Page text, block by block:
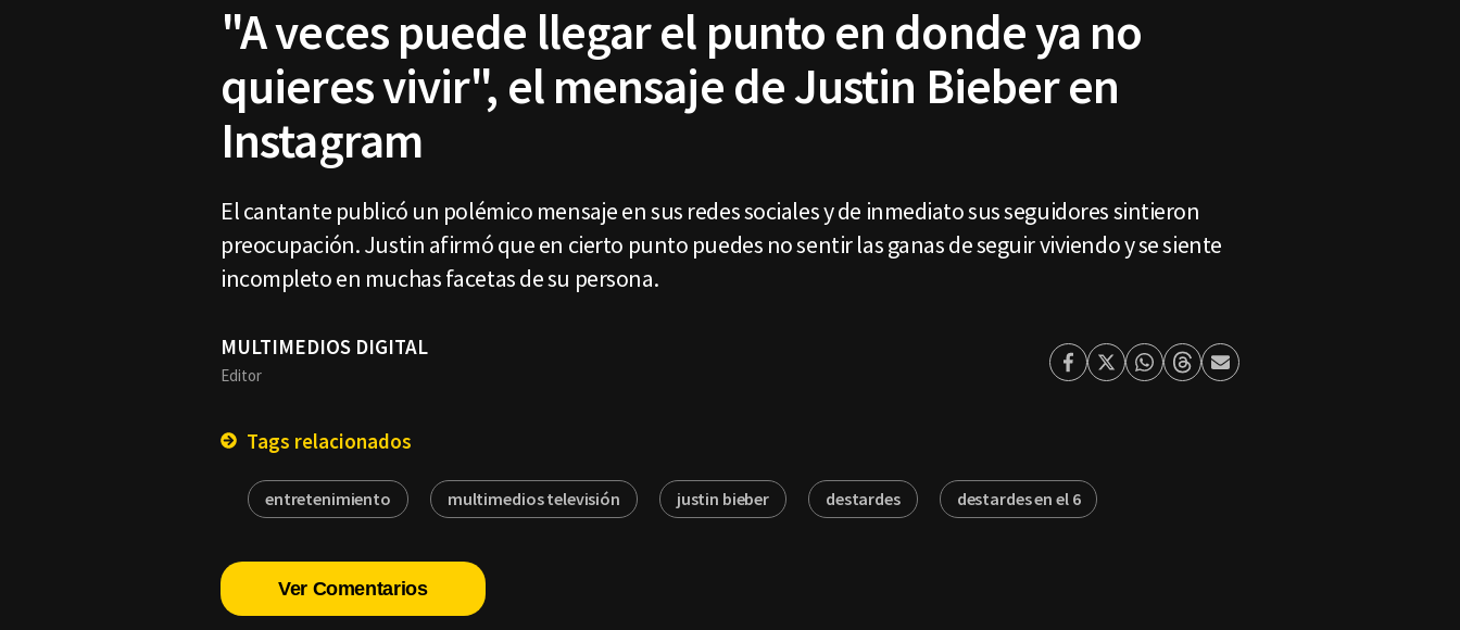
"A veces puede llegar el punto en donde ya no
quieres vivir", el mensaje de Justin Bieber en
Instagram
El cantante publicó un polémico mensaje en sus redes sociales y de inmediato sus seguidores sintieron
preocupación. Justin afirmó que en cierto punto puedes no sentir las ganas de seguir viviendo y se siente
incompleto en muchas facetas de su persona.
MULTIMEDIOS DIGITAL
Editor Facebook
TwitterWhatsapp
ThreadsEnviar
Tags relacionados
entretenimiento multimedios televisión justin bieber destardes destardes en el 6
Ver Comentarios